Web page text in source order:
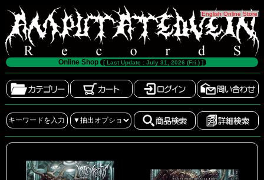
[English Online Store]
Online Shop [ Last Update : July 31, 2026 (Fri.) ]